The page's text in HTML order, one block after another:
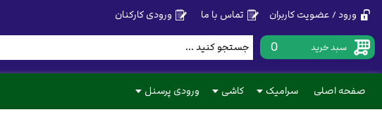
ورود / عضویت کاربران تماس با ما ورودی کارکنان
سبد خرید 0
صفحه اصلی سرامیک کاشی ورودی پرسنل